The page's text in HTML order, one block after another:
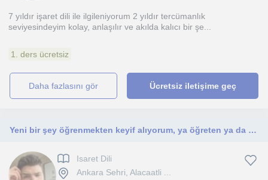
7 yıldır işaret dili ile ilgileniyorum 2 yıldır tercümanlık
seviyesindeyim kolay, anlaşılır ve akılda kalıcı bir şe...
1. ders ücretsiz
daha fazlasını gör Ücretsiz iletişime geç
Yeni bir şey öğrenmekten keyif alıyorum, ya öğreten ya da öğrenciyimdir.
Isaret Dili
Ankara Sehri, Alacaatli ...